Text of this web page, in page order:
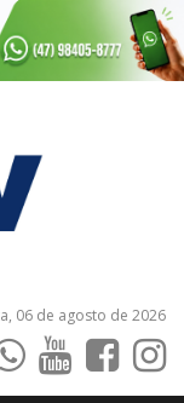
06 de agosto de 2026